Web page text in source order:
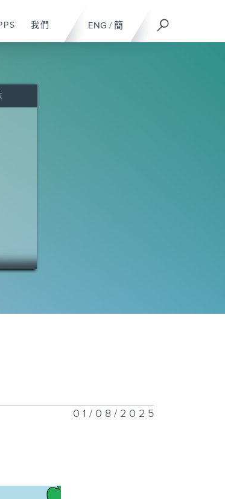
ENG / 簡
我們
01/08/2025